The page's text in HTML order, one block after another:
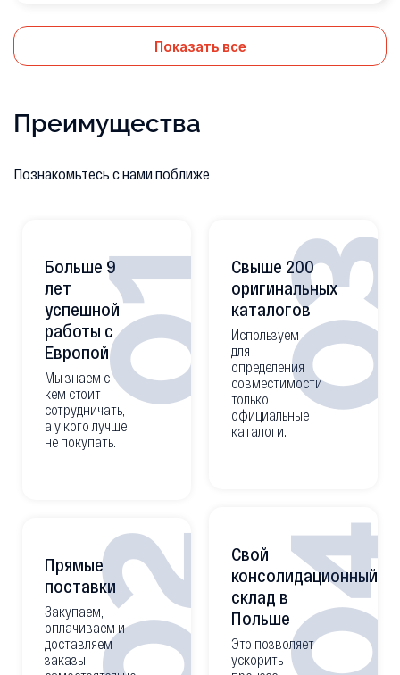
Показать все
Преимущества
Познакомьтесь с нами поближе
01
Больше 9
лет
успешной
работы с
Европой
Мы знаем с
кем стоит
сотрудничать,
а у кого лучше
не покупать.
02
Прямые
поставки
Закупаем,
оплачиваем и
доставляем
заказы
Свыше 200
оригинальных
каталогов
Используем
для
определения
совместимости
только
официальные
каталоги.
Свой
консолидационный
склад в
Польше
Это позволяет
ускорить